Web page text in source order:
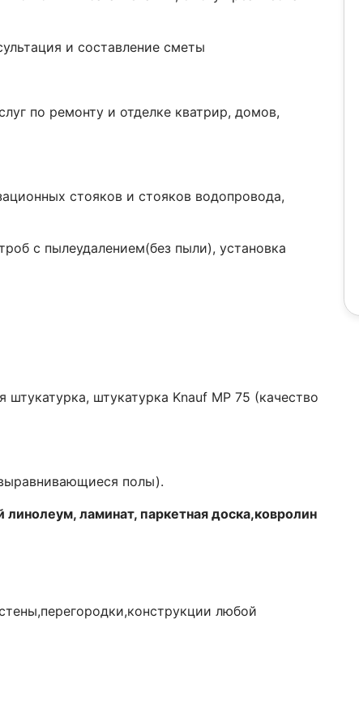
и составление сметы
по ремонту и отделке кватрир, домов,
стояков и стояков водопровода,
с пылеудалением(без пыли), установка
штукатурка, штукатурка Knauf MP 75 (качество
полы).
ламинат, паркетная доска,ковролин
любой